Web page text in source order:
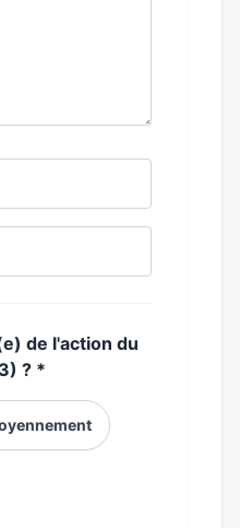
de l'action du
? *